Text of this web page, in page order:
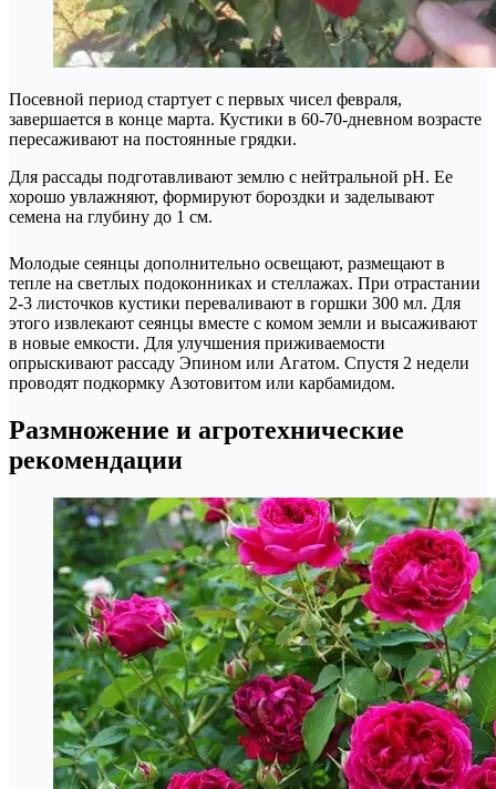
Посевной период стартует с первых чисел февраля,
завершается в конце марта. Кустики в 60-70-дневном возрасте
пересаживают на постоянные грядки.
Для рассады подготавливают землю с нейтральной рН. Ее
хорошо увлажняют, формируют бороздки и заделывают
семена на глубину до 1 см.
Молодые сеянцы дополнительно освещают, размещают в
тепле на светлых подоконниках и стеллажах. При отрастании
2-3 листочков кустики переваливают в горшки 300 мл. Для
этого извлекают сеянцы вместе с комом земли и высаживают
в новые емкости. Для улучшения приживаемости
опрыскивают рассаду Эпином или Агатом. Спустя 2 недели
проводят подкормку Азотовитом или карбамидом.
Размножение и агротехнические
рекомендации